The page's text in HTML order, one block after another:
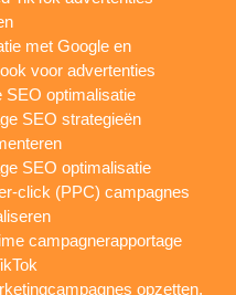
met Google en
voor advertenties
SEO optimalisatie
SEO strategieën
SEO optimalisatie
click (PPC) campagnes
campagnerapportage
opzetten,